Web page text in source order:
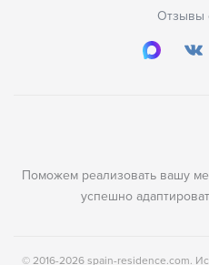
Отзывы
Поможем реализовать вашу
успешно
© 2016-2026 spain-residence.com.